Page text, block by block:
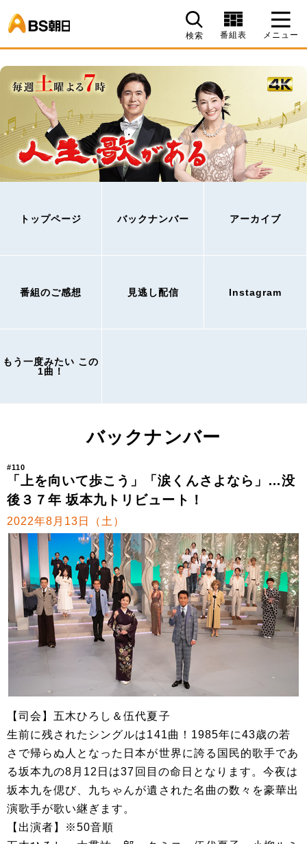
検索 番組表 メニュー
トップページ バックナンバー アーカイブ
番組のご感想 見逃し配信 Instagram
もう一度みたい この
1曲！
バックナンバー
#110
「上を向いて歩こう」「涙くんさよなら」…没
後３７年 坂本九トリビュート！
2022年8月13日（土）
【司会】五木ひろし＆伍代夏子
生前に残されたシングルは141曲！1985年に43歳の若
さで帰らぬ人となった日本が世界に誇る国民的歌手であ
る坂本九の8月12日は37回目の命日となります。今夜は
坂本九を偲び、九ちゃんが遺された名曲の数々を豪華出
演歌手が歌い継ぎます。
【出演者】※50音順